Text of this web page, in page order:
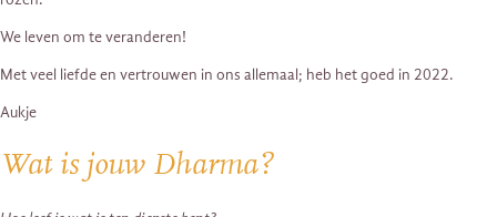
We leven om te veranderen!
Met veel liefde en vertrouwen in ons allemaal; heb het goed in 2022.
Aukje
Wat is jouw Dharma?